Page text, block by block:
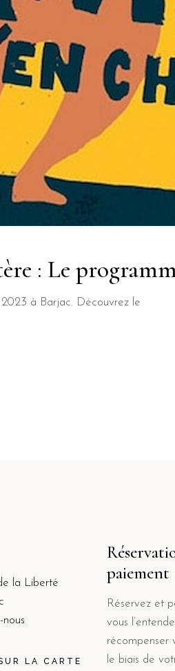
: Le
à Barjac. Découvrez le
la Liberté
LA CARTE
paiement
Réservez et
vous
récompenser
le biais de